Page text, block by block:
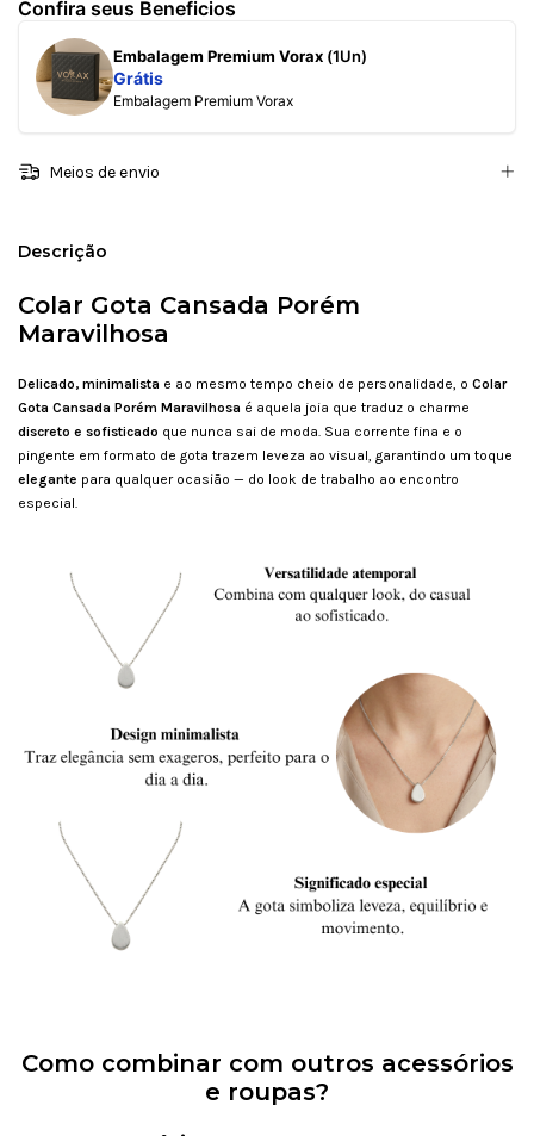
Confira seus Beneficios
Embalagem Premium Vorax (1Un)
Grátis
Embalagem Premium Vorax
Meios de envio
Descrição
Colar Gota Cansada Porém
Maravilhosa
Delicado, minimalista e ao mesmo tempo cheio de personalidade, o Colar
Gota Cansada Porém Maravilhosa é aquela joia que traduz o charme
discreto e sofisticado que nunca sai de moda. Sua corrente fina e o
pingente em formato de gota trazem leveza ao visual, garantindo um toque
elegante para qualquer ocasião — do look de trabalho ao encontro
especial.
Como combinar com outros acessórios
e roupas?